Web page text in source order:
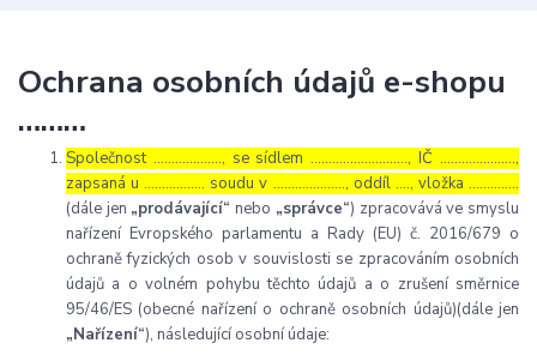
Ochrana osobních údajů e-shopu
………
Společnost ………………., se sídlem ………………………, IČ …………………,
zapsaná u …………….. soudu v ……………….., oddíl …., vložka …………..
(dále jen „prodávající“ nebo „správce“) zpracovává ve smyslu
nařízení Evropského parlamentu a Rady (EU) č. 2016/679 o
ochraně fyzických osob v souvislosti se zpracováním osobních
údajů a o volném pohybu těchto údajů a o zrušení směrnice
95/46/ES (obecné nařízení o ochraně osobních údajů)(dále jen
„Nařízení“), následující osobní údaje: